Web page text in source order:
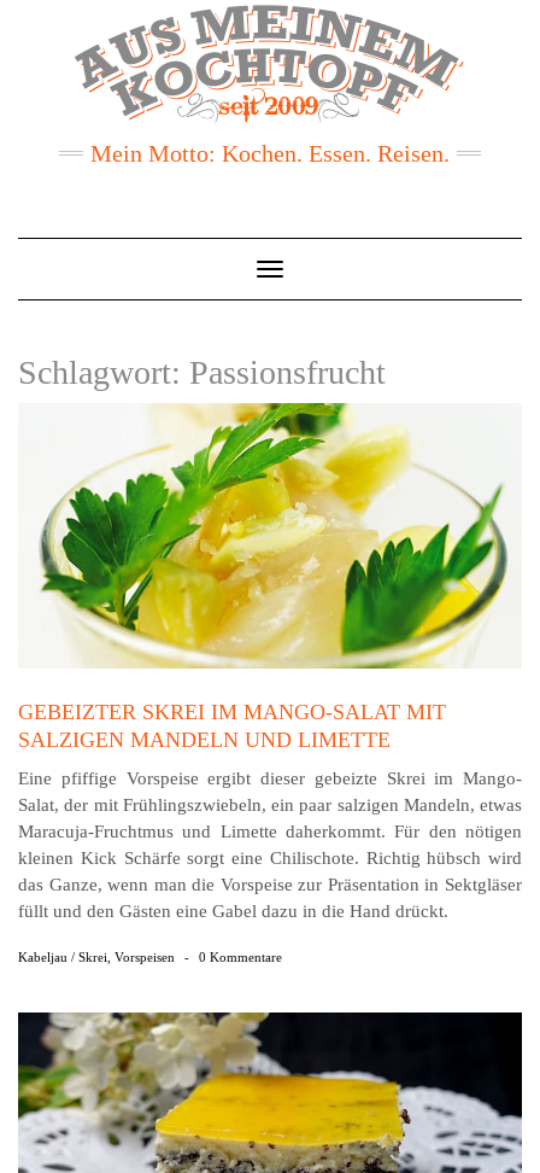
Mein Motto: Kochen. Essen. Reisen.
Toggle
Navigation
Schlagwort: Passionsfrucht
GEBEIZTER SKREI IM MANGO-SALAT MIT
SALZIGEN MANDELN UND LIMETTE
Eine pfiffige Vorspeise ergibt dieser gebeizte Skrei im Mango-
Salat, der mit Frühlingszwiebeln, ein paar salzi­gen Mandeln, etwas
Maracuja-Fruchtmus und Limette daherkommt. Für den nötigen
kleinen Kick Schärfe sorgt eine Chilischote. Richtig hübsch wird
das Ganze, wenn man die Vorspeise zur Präsentation in Sektgläser
füllt und den Gästen eine Gabel dazu in die Hand drückt.
Kabeljau / Skrei Vorspeisen - 0 Kommentare